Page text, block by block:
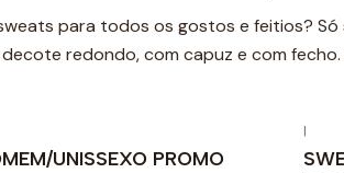
para todos os gostos e feitios?
redondo, com capuz e com
UNISSEXO PROMO
|